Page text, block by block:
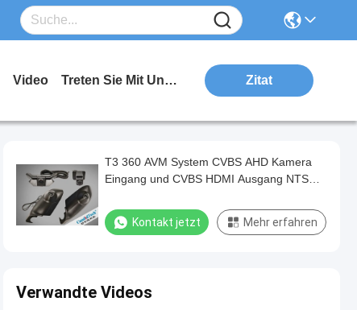
Video Treten Sie Mit Uns In Verbindung Zitat
T3 360 AVM System CVBS AHD Kamera
Eingang und CVBS HDMI Ausgang NTSC
Kontakt jetzt Mehr erfahren
Verwandte Videos